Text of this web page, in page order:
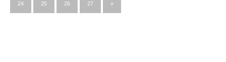
24 25 26 27 »